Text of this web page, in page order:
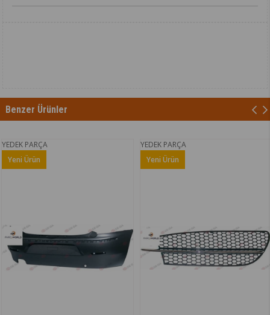
Benzer Ürünler
PARÇA
Yeni Ürün
YEDEK PARÇA
Yeni Ürün